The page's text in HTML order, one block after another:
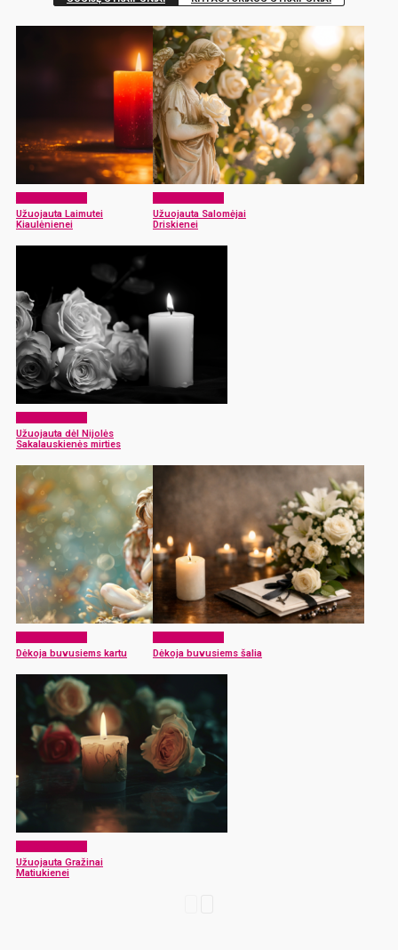
Užuojauta Laimutei
Kiaulėnienei
Užuojauta Salomėjai
Driskienei
Užuojauta dėl Nijolės
Sakalauskienės mirties
Dėkoja buvusiems kartu
Dėkoja buvusiems šalia
Užuojauta Gražinai
Matiukienei